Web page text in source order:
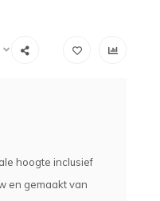
hoogte inclusief
en gemaakt van